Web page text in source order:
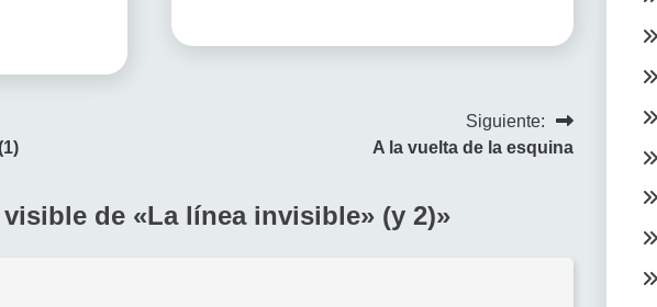
Siguiente:
A la vuelta de la esquina
de «La línea invisible» (y 2)»